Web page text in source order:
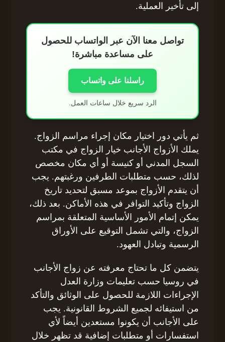
إلى تأخير العملية.
تواصل معنا الآن عبر الواتساب للحصول
على مساعدة مباشرة!
راسلنا على واتساب
الرد سريع خلال ساعات العمل.
ثم يأتي دور اختيار مكان إجراء مراسم الزواج.
يملك الأزواج الأجانب خيار الزواج في مكتب
السجل المدني أو كنيسة أو أي مكان مخصص
لذلك، حسب متطلبات الطرفين ورغبتهم. يجب
أن يتقدم الأزواج بموعد مسبق لتحديد تاريخ
الزواج وتأكيد التوافر في هذه الأماكن. بعد ذلك،
يمكن إتمام الأمور الأساسية المتعلقة بمراسم
الزواج، والتي تشمل التوقيع على الأوراق
الرسمية وتبادل العهود.
يتضمن كل ما تحتاج معرفته عن زواج الأجانب
في روسيا حسب تعليمات وزارة العدل
الإجراءات اللازمة للحصول على الوثائق والتأكد
من استيفائه لجميع الشروط القانونية. يجب
على الأجانب أن يكونوا مستعدين أيضاً لأي
استفسارات أو متطلبات إضافية قد تظهر خلال